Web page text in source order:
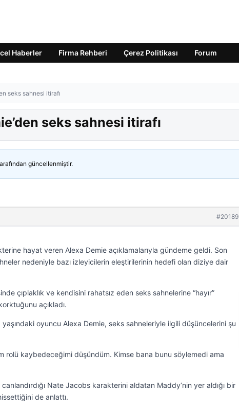
Haberler Firma Rehberi Çerez Politikası Forum
seks sahnesi itirafı
seks sahnesi itirafı
güncellenmiştir.
#20189
hayat veren Alexa Demie açıklamalarıyla gündeme geldi. Son
nedeniyle bazı izleyicilerin eleştirilerinin hedefi olan diziye dair
çıplaklık ve kendisini rahatsız eden seks sahnelerine “hayır”
açıkladı.
oyuncu Alexa Demie, seks sahneleriyle ilgili düşüncelerini şu
rolü kaybedeceğimi düşündüm. Kimse bana bunu söylemedi ama
Nate Jacobs karakterini aldatan Maddy’nin yer aldığı bir
de anlattı.